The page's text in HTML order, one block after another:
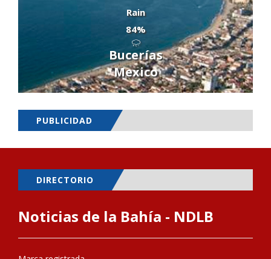
Rain
84%
Bucerías
Mexico
PUBLICIDAD
DIRECTORIO
Noticias de la Bahía - NDLB